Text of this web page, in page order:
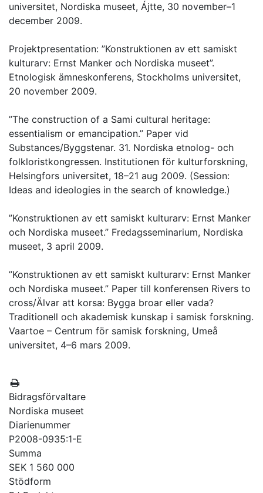
universitet, Nordiska museet, Ájtte, 30 november–1
december 2009.
Projektpresentation: ”Konstruktionen av ett samiskt
kulturarv: Ernst Manker och Nordiska museet”.
Etnologisk ämneskonferens, Stockholms universitet,
20 november 2009.
”The construction of a Sami cultural heritage:
essentialism or emancipation.” Paper vid
Substances/Byggstenar. 31. Nordiska etnolog- och
folkloristkongressen. Institutionen för kulturforskning,
Helsingfors universitet, 18–21 aug 2009. (Session:
Ideas and ideologies in the search of knowledge.)
”Konstruktionen av ett samiskt kulturarv: Ernst Manker
och Nordiska museet.” Fredagsseminarium, Nordiska
museet, 3 april 2009.
”Konstruktionen av ett samiskt kulturarv: Ernst Manker
och Nordiska museet.” Paper till konferensen Rivers to
cross/Älvar att korsa: Bygga broar eller vada?
Traditionell och akademisk kunskap i samisk forskning.
Vaartoe – Centrum för samisk forskning, Umeå
universitet, 4–6 mars 2009.
Bidragsförvaltare
Nordiska museet
Diarienummer
P2008-0935:1-E
Summa
SEK 1 560 000
Stödform